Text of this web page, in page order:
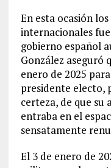
En esta ocasión
internacionales
gobierno español
González aseguró
enero de 2025
presidente electo,
certeza, de que su
entraba en el
sensatamente
El 3 de enero de